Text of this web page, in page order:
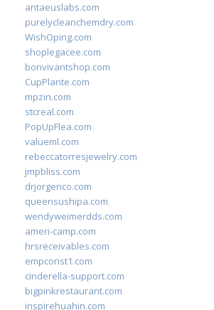
antaeuslabs.com
purelycleanchemdry.com
WishOping.com
shoplegacee.com
bonvivantshop.com
CupPlante.com
mpzin.com
stcreal.com
PopUpFlea.com
valueml.com
rebeccatorresjewelry.com
jmpbliss.com
drjorgerico.com
queensushipa.com
wendyweimerdds.com
ameri-camp.com
hrsreceivables.com
empconst1.com
cinderella-support.com
bigpinkrestaurant.com
inspirehuahin.com